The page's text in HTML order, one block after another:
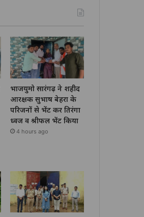
भाजयुमो सारंगढ़ ने शहीद
आरक्षक सुभाष बेहरा के
परिजनों से भेंट कर तिरंगा
ध्वज व श्रीफल भेंट किया
4 hours ago